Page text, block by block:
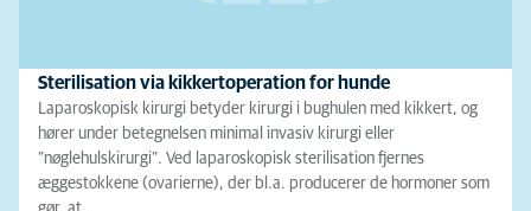
Sterilisation via kikkertoperation for hunde
Laparoskopisk kirurgi betyder kirurgi i bughulen med kikkert, og
hører under betegnelsen minimal invasiv kirurgi eller
”nøglehulskirurgi”. Ved laparoskopisk sterilisation fjernes
æggestokkene (ovarierne), der bl.a. producerer de hormoner som